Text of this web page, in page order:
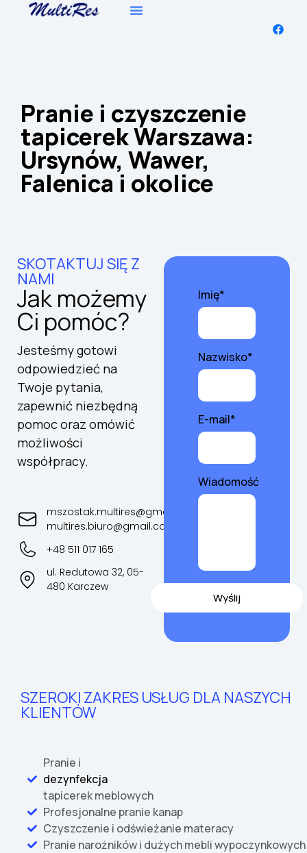
Pranie i czyszczenie
tapicerek Warszawa:
Ursynów, Wawer,
Falenica i okolice
SKOTAKTUJ SIĘ Z
NAMI
Jak możemy
Ci pomóc?
Jesteśmy gotowi
odpowiedzieć na
Twoje pytania,
zapewnić niezbędną
pomoc oraz omówić
możliwości
współpracy.
mszostak.multires@gmail.com
multires.biuro@gmail.com
+48 511 017 165
ul. Redutowa 32, 05-
480 Karczew
Imię*
Nazwisko*
E-mail*
Wiadomość
Wyślij
SZEROKI ZAKRES USŁUG DLA NASZYCH
KLIENTÓW
Pranie i
dezynfekcja
tapicerek meblowych
Profesjonalne pranie kanap
Czyszczenie i odświeżanie materacy
Pranie narożników i dużych mebli wypoczynkowych